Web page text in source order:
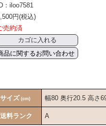
ID：iloo7581
円(税込)
売約済
品に関するお問い合わせ
サイズ (cm) 幅80 奥行20.5 高さ
送料ランク A